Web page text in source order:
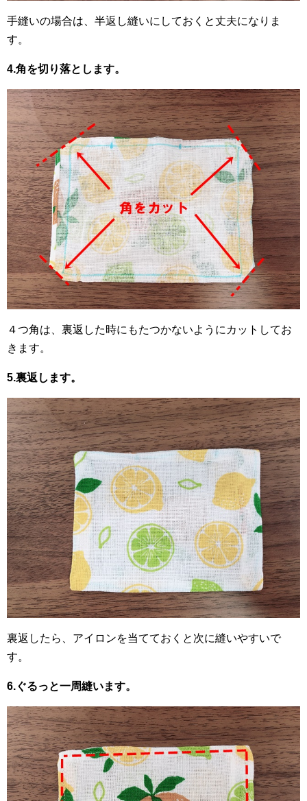
手縫いの場合は、半返し縫いにしておくと丈夫になりま
す。
4.角を切り落とします。
４つ角は、裏返した時にもたつかないようにカットしてお
きます。
5.裏返します。
裏返したら、アイロンを当てておくと次に縫いやすいで
す。
6.ぐるっと一周縫います。